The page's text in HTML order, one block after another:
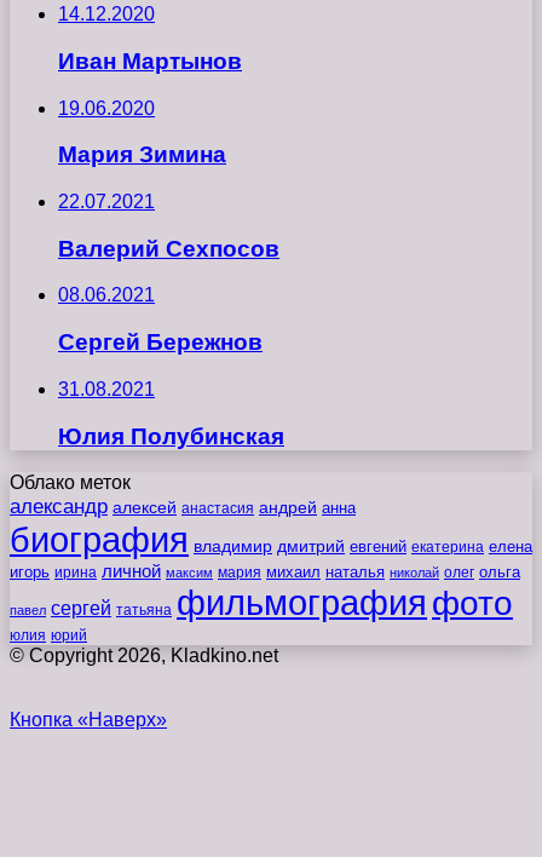
14.12.2020
Иван Мартынов
19.06.2020
Мария Зимина
22.07.2021
Валерий Сехпосов
08.06.2021
Сергей Бережнов
31.08.2021
Юлия Полубинская
Облако меток
александр алексей анастасия андрей анна
биография владимир дмитрий евгений екатерина елена
игорь ирина личной максим мария михаил наталья николай олег ольга
павел сергей татьяна фильмография фото
юлия юрий
© Copyright 2026, Kladkino.net
Кнопка «Наверх»